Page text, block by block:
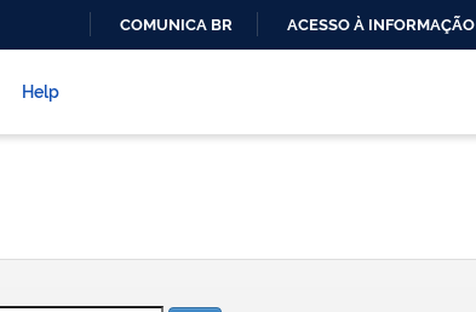
CONTEÚDO
COMUNICA BR ACESSO À INFORMAÇÃO
Help